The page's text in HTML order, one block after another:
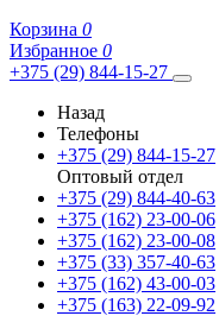
Корзина 0
Избранное 0
+375 (29) 844-15-27
Назад
Телефоны
+375 (29) 844-15-27
Оптовый отдел
+375 (29) 844-40-63
+375 (162) 23-00-06
+375 (162) 23-00-08
+375 (33) 357-40-63
+375 (162) 43-00-03
+375 (163) 22-09-92